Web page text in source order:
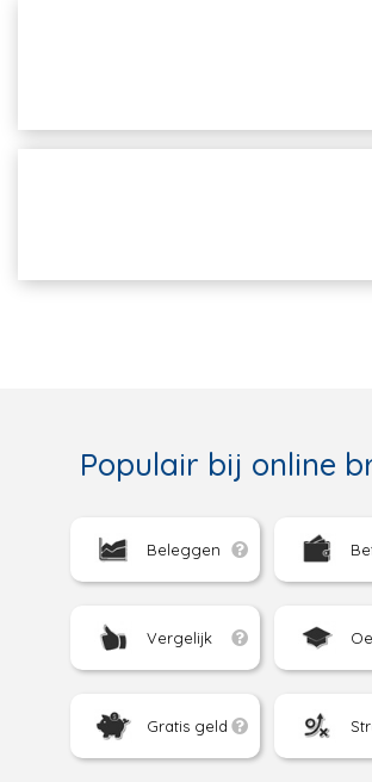
Populair bij online
Beleggen
Vergelijk
Gratis geld